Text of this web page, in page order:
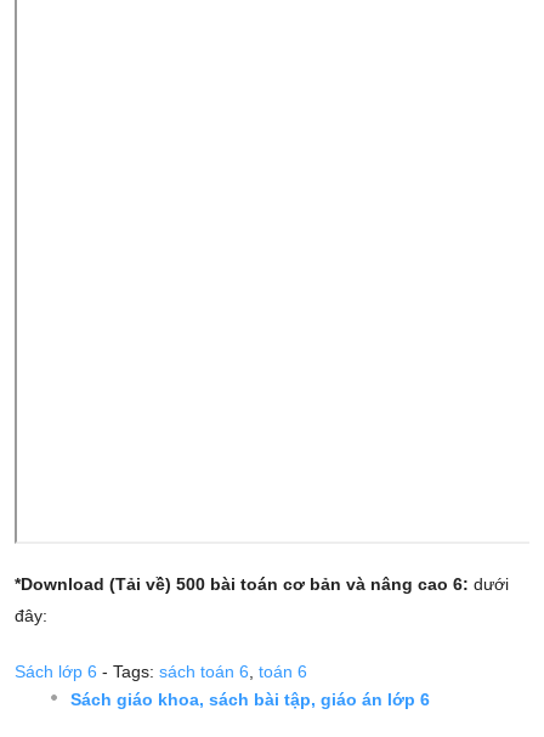
*Download (Tải về) 500 bài toán cơ bản và nâng cao 6: dưới
đây:
Sách lớp 6 - Tags: sách toán 6 toán 6
Sách giáo khoa, sách bài tập, giáo án lớp 6